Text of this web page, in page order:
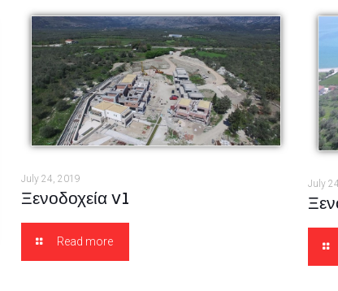
July 24, 2019
Ξενοδοχεία v1
Read more
July